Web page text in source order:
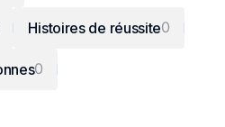
Histoires de réussite0
0